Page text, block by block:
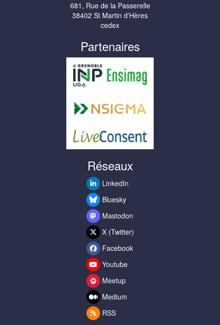
681, Rue de la Passerelle
38402 St Martin d'Hères
cedex
Partenaires
Réseaux
LinkedIn
Bluesky
Mastodon
X (Twitter)
Facebook
Youtube
Meetup
Medium
RSS